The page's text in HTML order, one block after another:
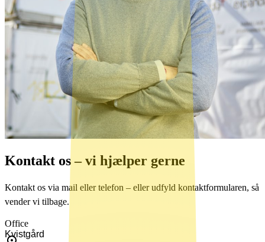
Kontakt os – vi hjælper gerne
Kontakt os via mail eller telefon – eller udfyld kontaktformularen, så
vender vi tilbage.
Office